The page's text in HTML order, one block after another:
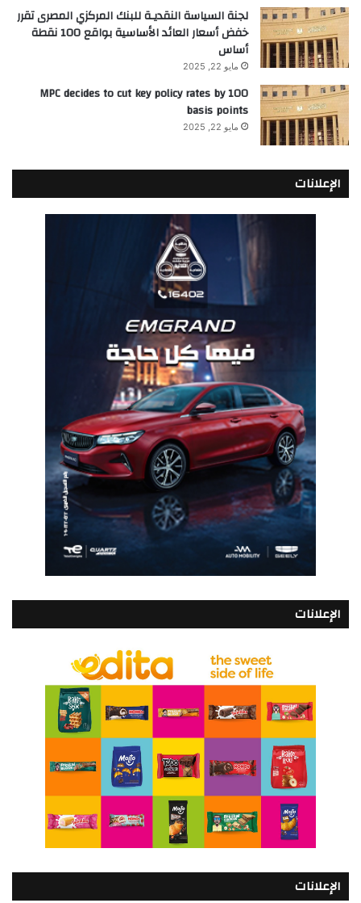
لجنة السياسة النقديـة للبنك المركزي المصرى تقرر
خفض أسعار العائد الأساسية بواقع 100 نقطة
أساس
مايو 22, 2025
MPC decides to cut key policy rates by 100
basis points
مايو 22, 2025
الإعلانات
الإعلانات
الإعلانات